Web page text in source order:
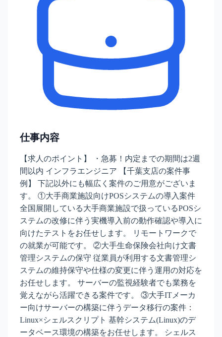
仕事内容
【求人のポイント】 ・急募！内定までの期間は2週
間以内 インフラエンジニア 【千葉支店の案件事
例】 下記以外にも幅広く案件のご用意がございま
す。 ①大手商業施設向けPOSシステムの導入案件
全国展開している大手商業施設で扱っているPOSシ
ステムの改修に伴う実機導入前の動作確認や導入に
向けたテストをお任せします。 リモートワークで
の就業が可能です。 ②大手生命保険会社向け文書
管理システムの保守 従業員が利用する文書管理シ
ステムの維持保守や仕様の変更に伴う運用の対応を
お任せします。 サーバーの監視経験者でも業務を
覚えながら活躍できる案件です。 ③大手ITメーカ
ー向けサーバーの構築に伴うデータ移行の案件：
Linux×シェルスクリプト 基幹システム(Linux)のデ
ータベース環境の構築をお任せします。 シェルス